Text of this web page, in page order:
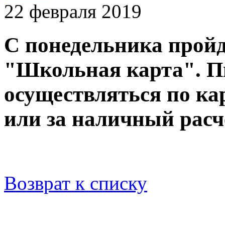
22 февраля 2019
С понедельника
"Школьная карта".
осуществляться по
или за наличный
Возврат к списку